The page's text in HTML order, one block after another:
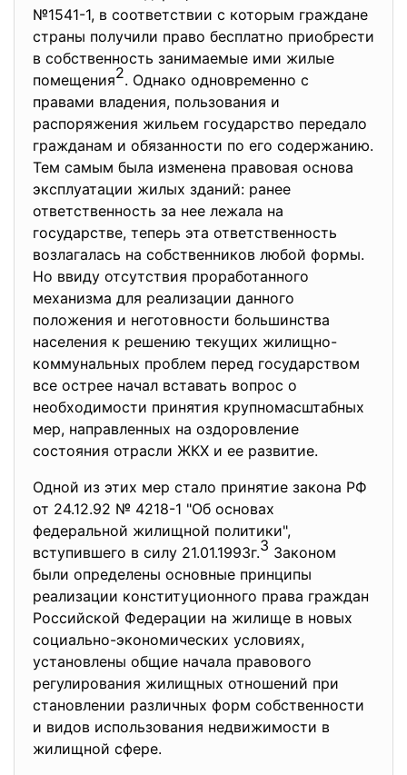
№1541-1, в соответствии с которым граждане
страны получили право бесплатно приобрести
в собственность занимаемые ими жилые
помещения2. Однако одновременно с
правами владения, пользования и
распоряжения жильем государство передало
гражданам и обязанности по его содержанию.
Тем самым была изменена правовая основа
эксплуатации жилых зданий: ранее
ответственность за нее лежала на
государстве, теперь эта ответственность
возлагалась на собственников любой формы.
Но ввиду отсутствия проработанного
механизма для реализации данного
положения и неготовности большинства
населения к решению текущих жилищно-
коммунальных проблем перед государством
все острее начал вставать вопрос о
необходимости принятия крупномасштабных
мер, направленных на оздоровление
состояния отрасли ЖКХ и ее развитие.
Одной из этих мер стало принятие закона РФ
от 24.12.92 № 4218-1 "Об основах
федеральной жилищной политики",
вступившего в силу 21.01.1993г.3 Законом
были определены основные принципы
реализации конституционного права граждан
Российской Федерации на жилище в новых
социально-экономических условиях,
установлены общие начала правового
регулирования жилищных отношений при
становлении различных форм собственности
и видов использования недвижимости в
жилищной сфере.